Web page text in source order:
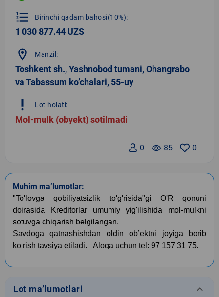
format_list_numbered Birinchi qadam bahosi(10%):
1 030 877.44 UZS
location_on Manzil:
Toshkent sh., Yashnobod tumani, Ohangrabo
va Tabassum ko’chalari, 55-uy
priority_high Lot holati:
Mol-mulk (obyekt) sotilmadi
0
remove_red_eye 85
0
Muhim ma’lumotlar:
"To'lovga qobiliyatsizlik to'g'risida"gi O'R qonuni
doirasida Kreditorlar umumiy yig'ilishida mol-mulkni
sotuvga chiqarish belgilangan.
Savdoga qatnashishdan oldin ob’ektni joyiga borib
ko’rish tavsiya etiladi.
Aloqa uchun tel: 97 157 31 75.
Lot ma’lumotlari keyboard_arrow_down